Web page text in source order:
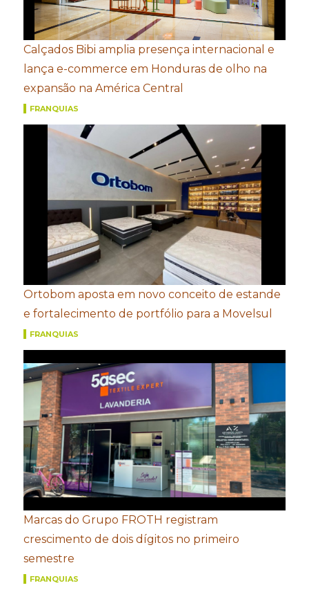
Calçados Bibi amplia presença internacional e
lança e-commerce em Honduras de olho na
expansão na América Central
FRANQUIAS
Ortobom aposta em novo conceito de estande
e fortalecimento de portfólio para a Movelsul
FRANQUIAS
Marcas do Grupo FROTH registram
crescimento de dois dígitos no primeiro
semestre
FRANQUIAS